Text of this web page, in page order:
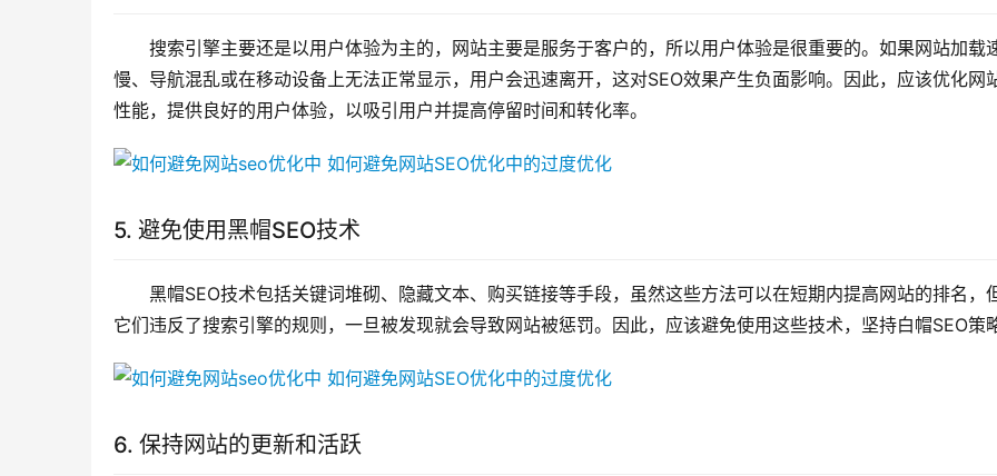
搜索引擎主要还是以用户体验为主的，网站主要是服务于客户的，所以用户体验是很重要的。如果网站加载
慢、导航混乱或在移动设备上无法正常显示，用户会迅速离开，这对SEO效果产生负面影响。因此，应该优化网
性能，提供良好的用户体验，以吸引用户并提高停留时间和转化率。
5. 避免使用黑帽SEO技术
黑帽SEO技术包括关键词堆砌、隐藏文本、购买链接等手段，虽然这些方法可以在短期内提高网站的排名，
它们违反了搜索引擎的规则，一旦被发现就会导致网站被惩罚。因此，应该避免使用这些技术，坚持白帽SEO策略
6. 保持网站的更新和活跃